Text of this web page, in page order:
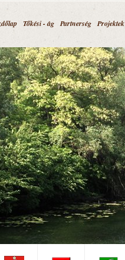
Tőkési - ág Partnerség Projektek